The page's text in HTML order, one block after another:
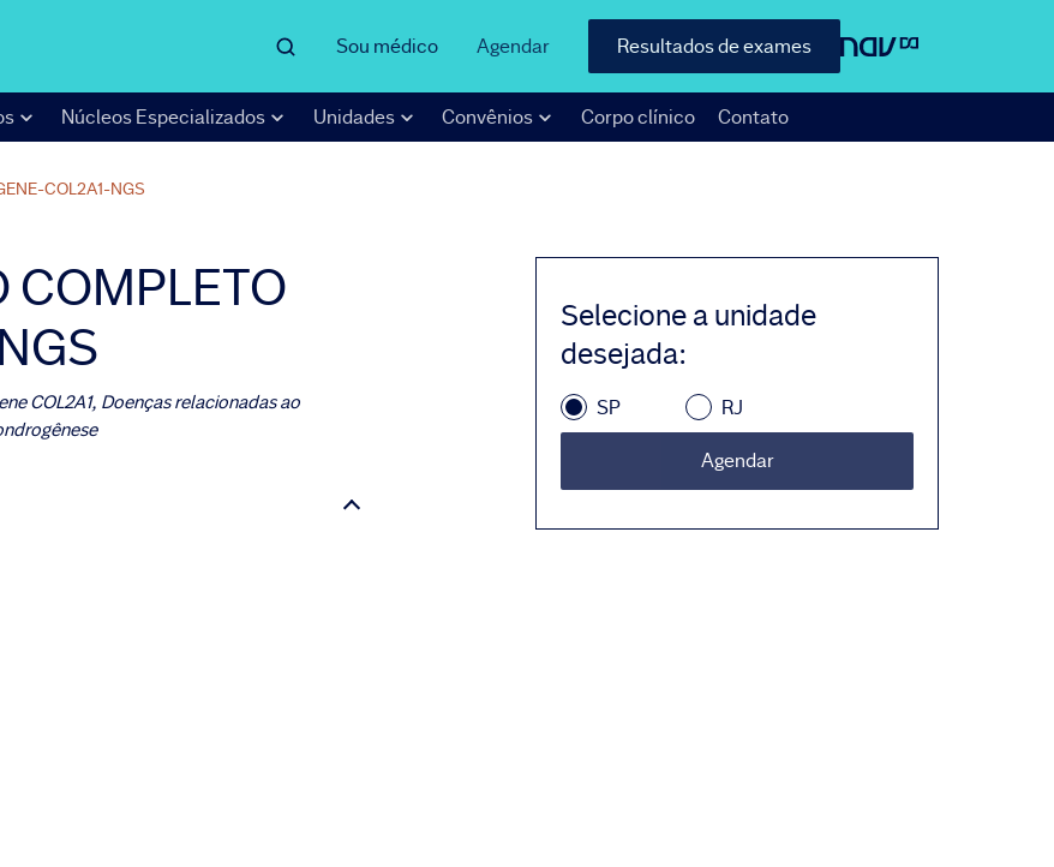
Sou médico Agendar Resultados de exames
Núcleos Especializados Unidades Convênios Corpo clínico Contato
COL2A1-NGS
COMPLETO
COL2A1, Doenças relacionadas ao
Selecione a unidade
desejada:
SP RJ
Agendar